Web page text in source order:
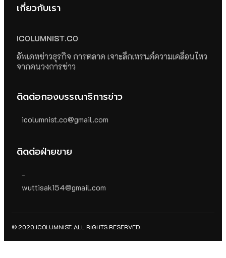
เกี่ยวกับเรา
ICOLUMNIST.CO
อัพเดทข่าวธุรกิจ การตลาด เจาะลึกเทรนด์ความเคลื่อนไหว
จากคนวงการข่าว
ติดต่อกองบรรณาธิการข่าว
icolumnist.co@gmail.com
ติดต่อฝ่ายขาย
-
wuttisak154@gmail.com
© 2020 ICOLUMNIST. ALL RIGHTS RESERVED.